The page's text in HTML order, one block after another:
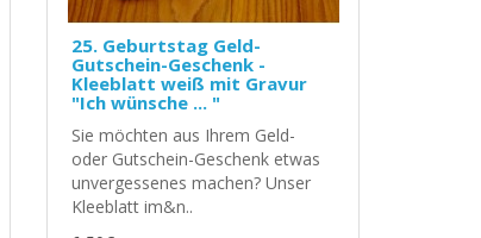
25. Geburtstag Geld-
Gutschein-Geschenk -
Kleeblatt weiß mit Gravur
"Ich wünsche ... "
Sie möchten aus Ihrem Geld-
oder Gutschein-Geschenk etwas
unvergessenes machen? Unser
Kleeblatt im&n..